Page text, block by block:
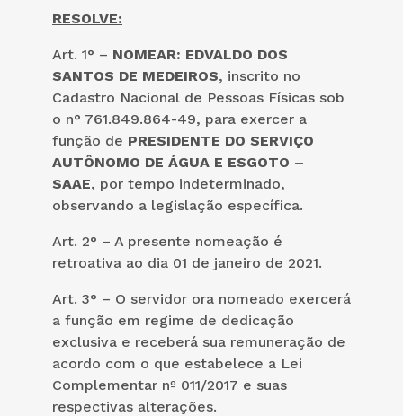
RESOLVE:
Art. 1° – NOMEAR: EDVALDO DOS
SANTOS DE MEDEIROS, inscrito no
Cadastro Nacional de Pessoas Físicas sob
o n° 761.849.864-49, para exercer a
função de PRESIDENTE DO SERVIÇO
AUTÔNOMO DE ÁGUA E ESGOTO –
SAAE, por tempo indeterminado,
observando a legislação específica.
Art. 2° – A presente nomeação é
retroativa ao dia 01 de janeiro de 2021.
Art. 3° – O servidor ora nomeado exercerá
a função em regime de dedicação
exclusiva e receberá sua remuneração de
acordo com o que estabelece a Lei
Complementar nº 011/2017 e suas
respectivas alterações.